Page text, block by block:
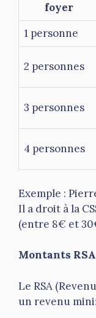
foyer
1 personne
2 personnes
3 personnes
4 personnes
Exemple :
Il a droit à la
(entre 8€ et
Montants
Le RSA
un revenu